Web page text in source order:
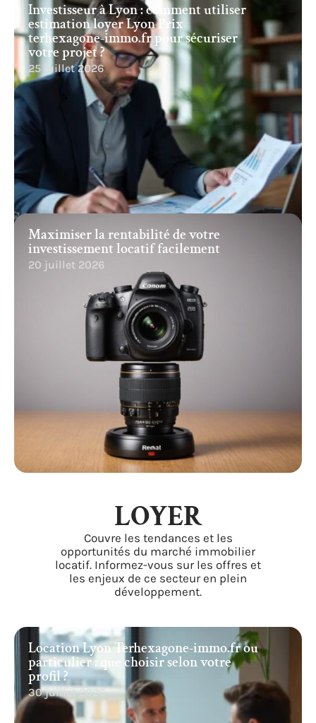
Investisseur à Lyon : comment utiliser
estimation loyer Lyon Prix
terhexagone-immo.fr pour sécuriser
votre projet ?
25 juillet 2026
Maximiser la rentabilité de votre
investissement locatif facilement
20 juillet 2026
LOYER
Couvre les tendances et les
opportunités du marché immobilier
locatif. Informez-vous sur les offres et
les enjeux de ce secteur en plein
développement.
Location Lyon Terhexagone-immo.fr ou
particulier : que choisir selon votre
profil ?
30 juillet 2026